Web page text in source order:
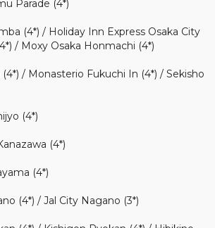
Parade (4*)
(4*) / Holiday Inn Express Osaka City
/ Moxy Osaka Honmachi (4*)
/ Monasterio Fukuchi In (4*) / Sekisho
(4*)
(4*)
(4*)
(4*) / Jal City Nagano (3*)